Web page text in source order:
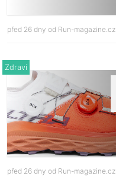
před 26 dny od Run-magazine.cz
Zdraví
před 26 dny od Run-magazine.cz